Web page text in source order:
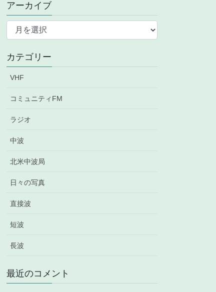
アーカイブ
ア
イ
ブ
カテゴリー
VHF
コミュニティFM
ラジオ
中波
北米中波局
日々の写真
直接波
短波
長波
最近のコメント